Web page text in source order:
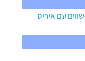
עם איריס